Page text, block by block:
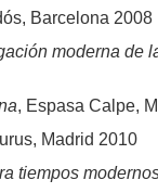
Barcelona 2008
moderna de
, Espasa Calpe,
Madrid 2010
tiempos